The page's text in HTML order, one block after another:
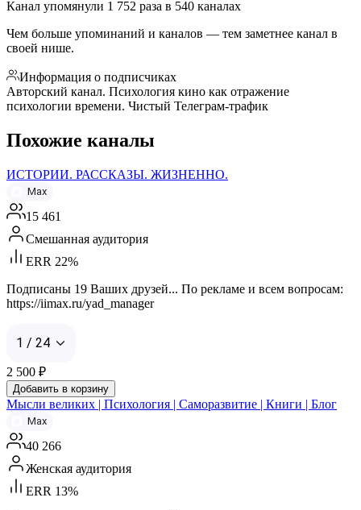
Канал упомянули 1 752 раза в 540 каналах
Чем больше упоминаний и каналов — тем заметнее канал в
своей нише.
Информация о подписчиках
Авторский канал. Психология кино как отражение
психологии времени. Чистый Телеграм-трафик
Похожие каналы
ИСТОРИИ. РАССКАЗЫ. ЖИЗНЕННО.
Max
15 461
Смешанная аудитория
ERR 22%
Подписаны 19 Ваших друзей... По рекламе и всем вопросам:
https://iimax.ru/yad_manager
1 / 24
2 500 ₽
Добавить в корзину
Мысли великих | Психология | Саморазвитие | Книги | Блог
Max
40 266
Женская аудитория
ERR 13%